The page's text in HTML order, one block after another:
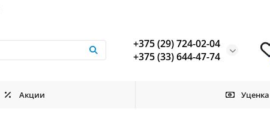
+375 (29) 724-02-04
+375 (33) 644-47-74
Акции Уценка